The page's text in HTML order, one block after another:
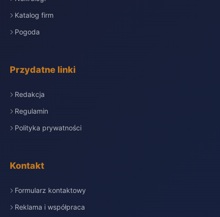
Katalog firm
Pogoda
Przydatne linki
Redakcja
Regulamin
Polityka prywatności
Kontakt
Formularz kontaktowy
Reklama i współpraca